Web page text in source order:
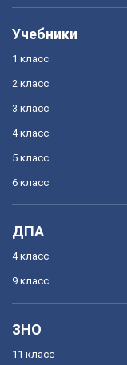
Учебники
1 класс
2 класс
3 класс
4 класс
5 класс
6 класс
ДПА
4 класс
9 класс
ЗНО
11 класс